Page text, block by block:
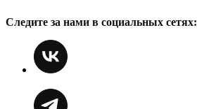
Следите за нами в социальных сетях: